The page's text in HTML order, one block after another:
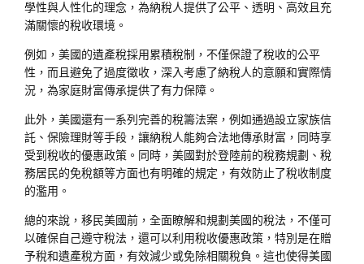
學性與人性化的理念，為納稅人提供了公平、透明、高效且充
滿關懷的稅收環境。
例如，美國的遺產稅採用累積稅制，不僅保證了稅收的公平
性，而且避免了過度徵收，深入考慮了納稅人的意願和實際情
況，為家庭財富傳承提供了有力保障。
此外，美國還有一系列完善的稅籌法案，例如通過設立家族信
託、保險理財等手段，讓納稅人能夠合法地傳承財富，同時享
受到稅收的優惠政策。同時，美國對於登陸前的稅務規劃、稅
務居民的免稅額等方面也有明確的規定，有效防止了稅收制度
的濫用。
總的來說，移民美國前，全面瞭解和規劃美國的稅法，不僅可
以確保自己遵守稅法，還可以利用稅收優惠政策，特別是在贈
予稅和遺產稅方面，有效減少或免除相關稅負。這也使得美國